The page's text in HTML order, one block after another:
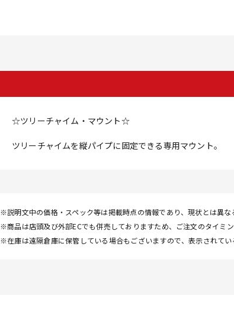
☆ツリーチャイム・マウント☆
ツリーチャイムを縦パイプに固定できる専用マウント。
※説明文中の価格・スペック等は掲載時点の情報であり、現状とは異な
※商品は店頭及び外部ECでも併売しておりますため、ご注文のタイミ
※在庫は遠隔倉庫に保管している場合もございますので、表示されてい